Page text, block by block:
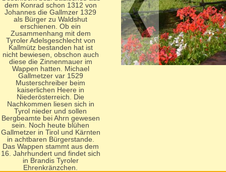
dem Konrad schon 1312 von
Johannes die Gallmzer 1329
als Bürger zu Waldshut
erschienen. Ob ein
Zusammenhang mit dem
Tyroler Adelsgeschlecht von
Kallmütz bestanden hat ist
nicht bewiesen, obschon auch
diese die Zinnenmauer im
Wappen hatten. Michael
Gallmetzer var 1529
Musterschreiber beim
kaiserlichen Heere in
Niederösterreich. Die
Nachkommen liesen sich in
Tyrol nieder und sollen
Bergbeamte bei Ahrn gewesen
sein. Noch heute blühen
Gallmetzer in Tirol und Kärnten
in achtbaren Bürgerstande.
Das Wappen stammt aus dem
16. Jahrhundert und findet sich
in Brandis Tyroler
Ehrenkränzchen.